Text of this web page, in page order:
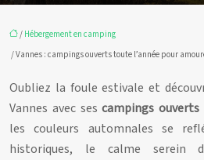
/ Hébergement en camping
/ Vannes : campings ouverts toute l’année pour
Oubliez la foule estivale et
Vannes avec sescampings ouverts
les couleurs automnales se
historiques, le calme serein